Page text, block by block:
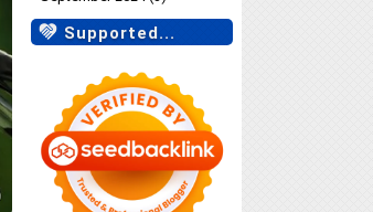
Supported...